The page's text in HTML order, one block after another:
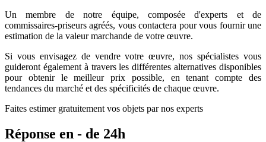
Un membre de notre équipe, composée d'experts et de
commissaires-priseurs agréés, vous contactera pour vous fournir une
estimation de la valeur marchande de votre œuvre.
Si vous envisagez de vendre votre œuvre, nos spécialistes vous
guideront également à travers les différentes alternatives disponibles
pour obtenir le meilleur prix possible, en tenant compte des
tendances du marché et des spécificités de chaque œuvre.
Faites estimer gratuitement vos objets par nos experts
Réponse en - de 24h